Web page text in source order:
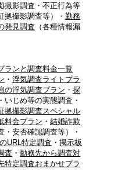
撮影調査・不正行為等
拠撮影調査等）・勤務
発見調査 （各種情報漏
ランと調査料金一覧
・浮気調査ライトプラ
の浮気調査プラン ・探
いじめ等の実態調査・
拠撮影調査スペシャル
料金プラン ・結婚詐欺
・安否確認調査等）・
URL特定調査 ・掲示板
査 ・勤務先から調査対
特定調査おまかせプラ